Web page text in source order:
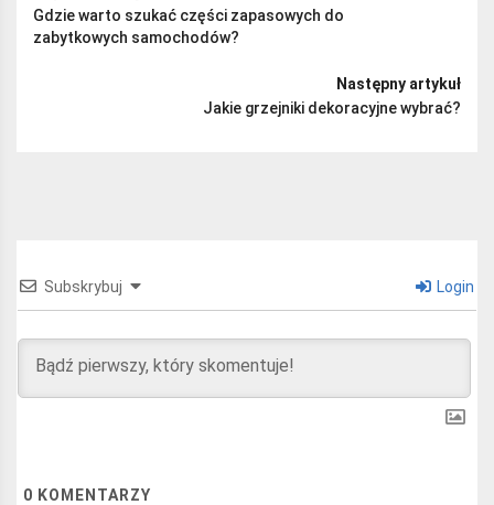
Gdzie warto szukać części zapasowych do
zabytkowych samochodów?
Następny artykuł
Jakie grzejniki dekoracyjne wybrać?
Subskrybuj Login
0 KOMENTARZY